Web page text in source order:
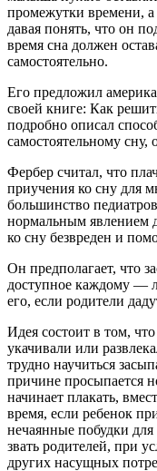
промежутки времени, а
давая понять, что он
время сна должен
самостоятельно.
Его предложил
своей книге: Как
подробно описал
самостоятельному сну,
Фербер считал, что
приучения ко сну для
большинство
нормальным явлением
ко сну безвреден и
Он предполагает, что
доступное каждому —
его, если родители
Идея состоит в том,
укачивали или
трудно научиться
причине просыпается
начинает плакать,
время, если ребенок
нечаянные побудки для
звать родителей, при
других насущных